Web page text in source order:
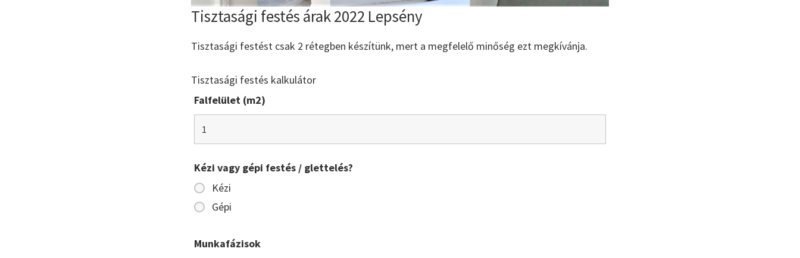
Tisztasági festés árak 2022 Lepsény
Tisztasági festést csak 2 rétegben készítünk, mert a megfelelő minőség ezt megkívánja.
Tisztasági festés kalkulátor
Falfelület (m2)
Kézi vagy gépi festés / glettelés?
Kézi
Gépi
Munkafázisok